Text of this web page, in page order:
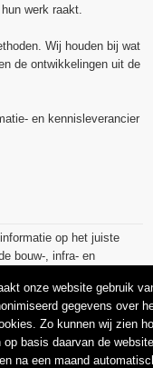
werk raakt.
Wij houden bij wat
de ontwikkelingen uit de
en kennisleverancier
op het juiste
bouw-, infra- en
en foto’s zijn ofwel
bericht, of
verschafte licentie(s) en
en/of 123RF.
onze website gebruik
gegevens over
Zo kunnen wij zien
basis daarvan de website
na een maand